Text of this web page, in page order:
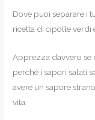
Dove puoi separare i
ricetta di cipolle verdi
Apprezza davvero se
perché i sapori salati
avere un sapore
vita.